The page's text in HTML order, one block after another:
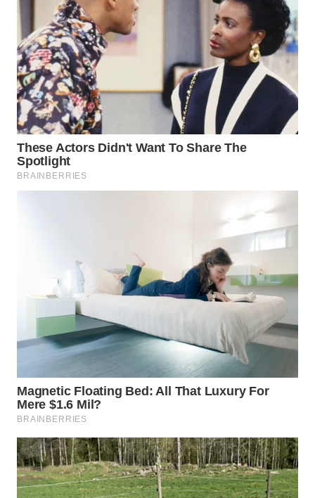
BINTAN
WN
MANDALIKA
WN
LIKUPANG
WN
LABUANBAJO
TANI
WAHANA
WAHANA
INFRASTRUKTUR